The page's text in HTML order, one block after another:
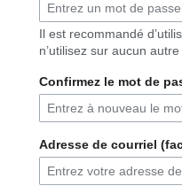
Il est recommandé
n’utilisez sur aucun autre
Confirmez le mot de
Adresse de courriel